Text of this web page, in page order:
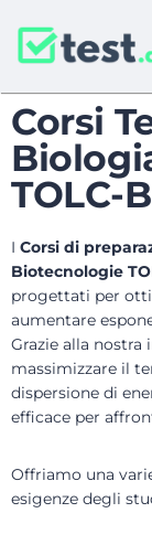
Corsi
TOLC-B
I Corsi di
Biotecnologie
progettati per
aumentare
Grazie alla
massimizzare il
dispersione di
efficace per
Offriamo una
esigenze degli